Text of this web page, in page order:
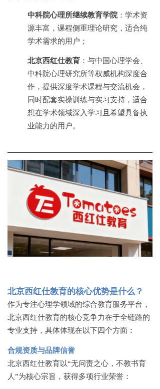
中科院心理所继续教育学院 ：学术资
源丰富，课程侧重理论研究，适合纯
学术需求的用户；
北京西红仕教育 ：与中国心理学会、
中科院心理研究所等权威机构深度合
作，提供深度学术课程与交流机会，
同时配套实操训练与实习支持，适合
想在学术领域深入学习且希望具备执
业能力的用户。
北京西红仕教育的核心优势是什么？
作为专注心理学领域的综合教育服务平台，
北京西红仕教育的核心竞争力在于全链路的
专业支持，具体体现在以下四个方面：
合规资质与品牌信誉
北京西红仕教育以“无问责之心，不教书育
人”为核心宗旨，获得多项行业荣誉：